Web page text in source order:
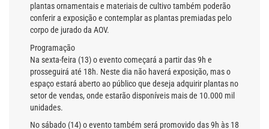
plantas ornamentais e materiais de cultivo também poderão
conferir a exposição e contemplar as plantas premiadas pelo
corpo de jurado da AOV.
Programação
Na sexta-feira (13) o evento começará a partir das 9h e
prosseguirá até 18h. Neste dia não haverá exposição, mas o
espaço estará aberto ao público que deseja adquirir plantas no
setor de vendas, onde estarão disponíveis mais de 10.000 mil
unidades.
No sábado (14) o evento também será promovido das 9h às 18